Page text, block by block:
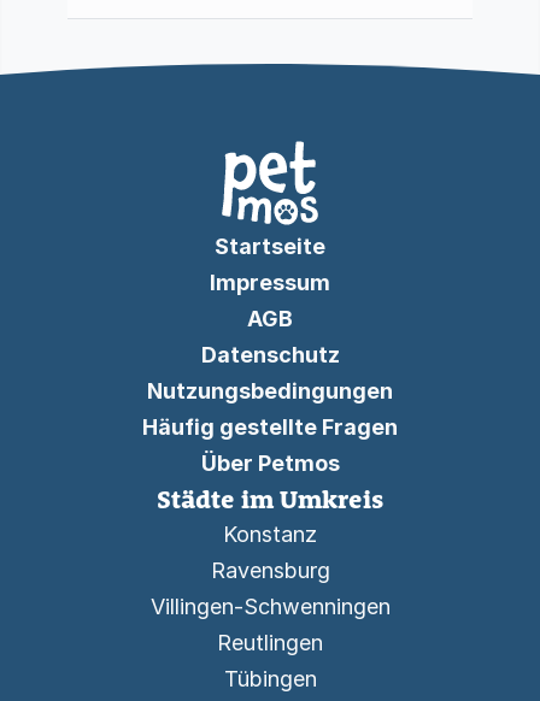
Startseite
Impressum
AGB
Datenschutz
Nutzungsbedingungen
Häufig gestellte Fragen
Über Petmos
Städte im Umkreis
Konstanz
Ravensburg
Villingen-Schwenningen
Reutlingen
Tübingen